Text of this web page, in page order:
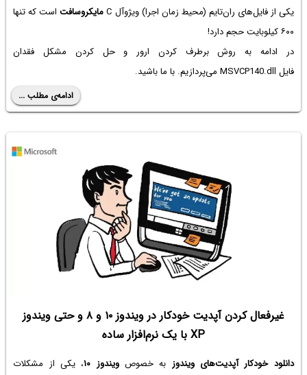
یکی از فایل‌های ران‌تایم (محیط زمان اجرا) ویژوآل C
مایکروسافتاست که تنها
۶۰۰ کیلوبایت حجم دارد!
در ادامه به روش برطرف کردن ارور و حل کردن مشکل فقدان
فایل MSVCP140.dll می‌پردازیم. با ما باشید.
ادامه‌ی مطلب ...
غیرفعال کردن آپدیت خودکار در ویندوز ۱۰ و ۸ و حتی ویندوز
XP‌ با یک نرم‌افزار ساده
دانلود خودکار آپدیت‌های ویندوز به خصوصویندوز ۱۰
، یکی از مشکلات